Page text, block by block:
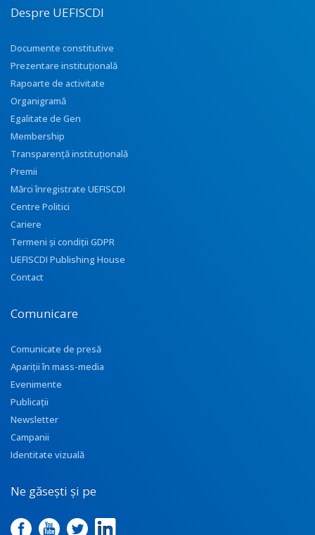
Despre UEFISCDI
Documente constitutive
Prezentare instituţională
Rapoarte de activitate
Organigramă
Egalitate de Gen
Membership
Transparenţă instituţională
Premii
Mărci înregistrate UEFISCDI
Centre Politici
Cariere
Termeni și condiții GDPR
UEFISCDI Publishing House
Contact
Comunicare
Comunicate de presă
Apariţii în mass-media
Evenimente
Publicații
Newsletter
Campanii
Identitate vizuală
Ne găsești și pe